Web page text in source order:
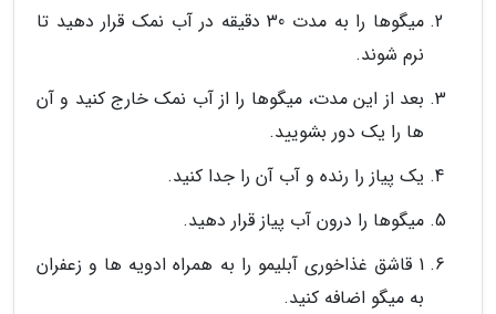
میگوها را به مدت 30 دقیقه در آب نمک قرار دهید تا
نرم شوند.
بعد از این مدت، میگوها را از آب نمک خارج کنید و آن
ها را یک دور بشویید.
یک پیاز را رنده و آب آن را جدا کنید.
میگوها را درون آب پیاز قرار دهید.
1 قاشق غذاخوری آبلیمو را به همراه ادویه ها و زعفران
به میگو اضافه کنید.